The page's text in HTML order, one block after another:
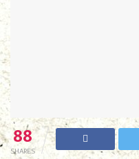
88
SHARES